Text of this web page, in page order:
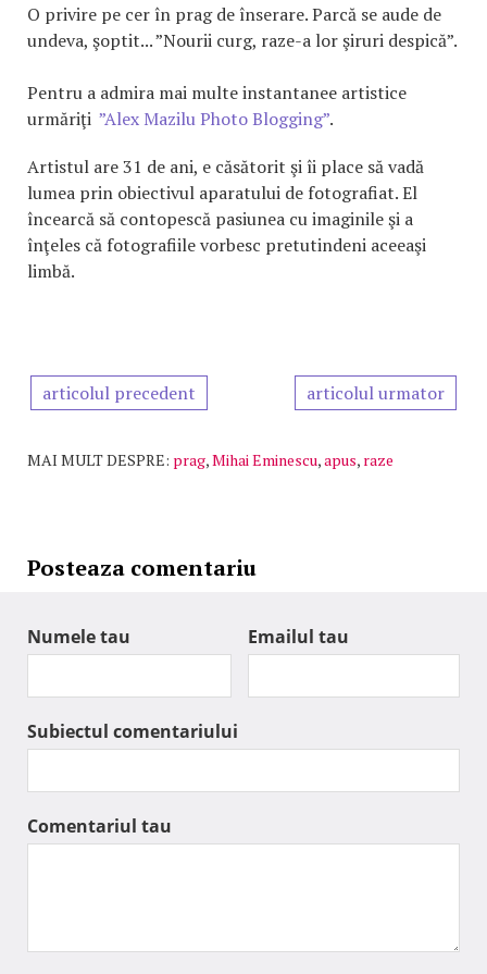
O privire pe cer în prag de înserare. Parcă se aude de
undeva, şoptit... ”Nourii curg, raze-a lor şiruri despică”.
Pentru a admira mai multe instantanee artistice
urmăriţi ”Alex Mazilu Photo Blogging”.
Artistul are 31 de ani, e căsătorit şi îi place să vadă
lumea prin obiectivul aparatului de fotografiat. El
încearcă să contopescă pasiunea cu imaginile şi a
înţeles că fotografiile vorbesc pretutindeni aceeaşi
limbă.
articolul precedent articolul urmator
MAI MULT DESPRE: prag,Mihai Eminescu,apus, raze
Posteaza comentariu
Numele tau Emailul tau
Subiectul comentariului
Comentariul tau